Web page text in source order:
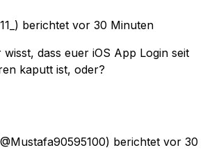
berichtet vor 30 Minuten
wisst, dass euer iOS App Login seit
kaputt ist, oder?
berichtet vor 30